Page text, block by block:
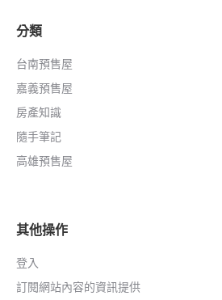
分類
台南預售屋
嘉義預售屋
房產知識
隨手筆記
高雄預售屋
其他操作
登入
訂閱網站內容的資訊提供